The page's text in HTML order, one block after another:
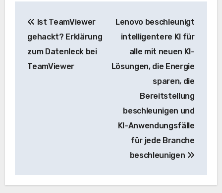
Navigation
Ist TeamViewer
gehackt? Erklärung
zum Datenleck bei
TeamViewer
Lenovo beschleunigt
intelligentere KI für
alle mit neuen KI-
Lösungen, die Energie
sparen, die
Bereitstellung
beschleunigen und
KI-Anwendungsfälle
für jede Branche
beschleunigen